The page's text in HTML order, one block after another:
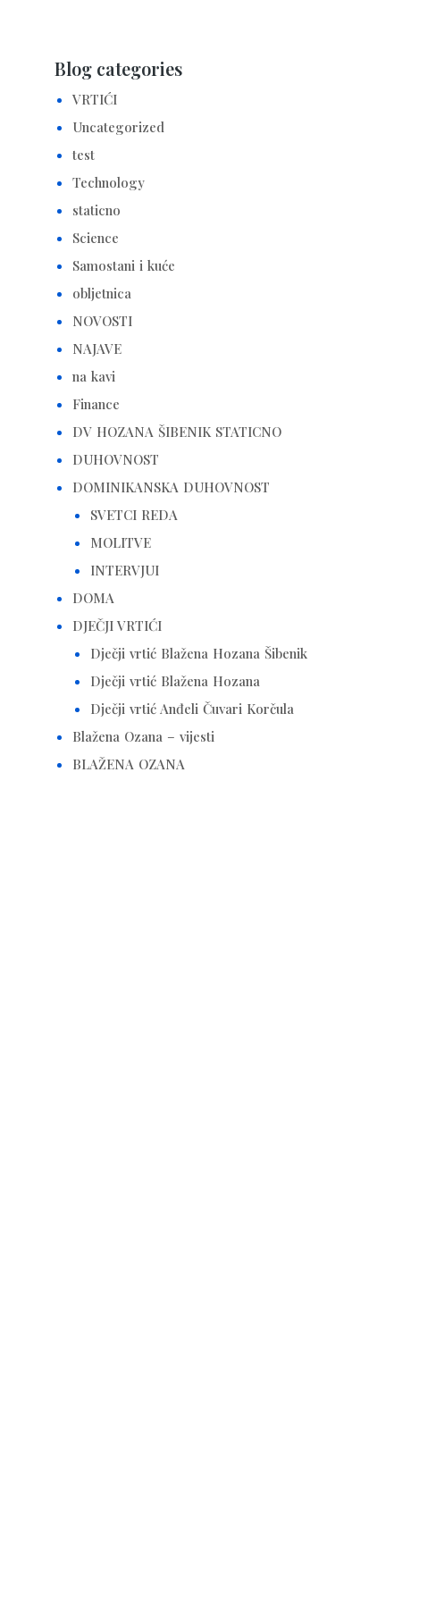
Blog categories
VRTIĆI
Uncategorized
test
Technology
staticno
Science
Samostani i kuće
obljetnica
NOVOSTI
NAJAVE
na kavi
Finance
DV HOZANA ŠIBENIK STATICNO
DUHOVNOST
DOMINIKANSKA DUHOVNOST
SVETCI REDA
MOLITVE
INTERVJUI
DOMA
DJEČJI VRTIĆI
Dječji vrtić Blažena Hozana Šibenik
Dječji vrtić Blažena Hozana
Dječji vrtić Anđeli Čuvari Korčula
Blažena Ozana – vijesti
BLAŽENA OZANA